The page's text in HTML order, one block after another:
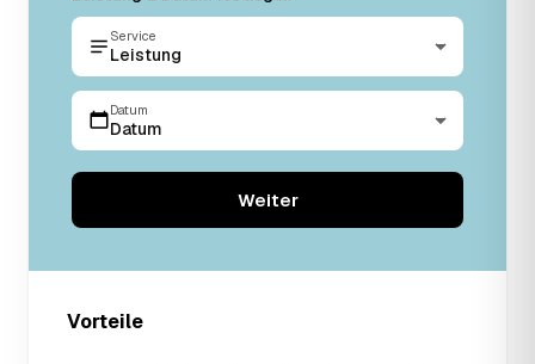
Service
Leistung
Datum
Datum
Weiter
Vorteile